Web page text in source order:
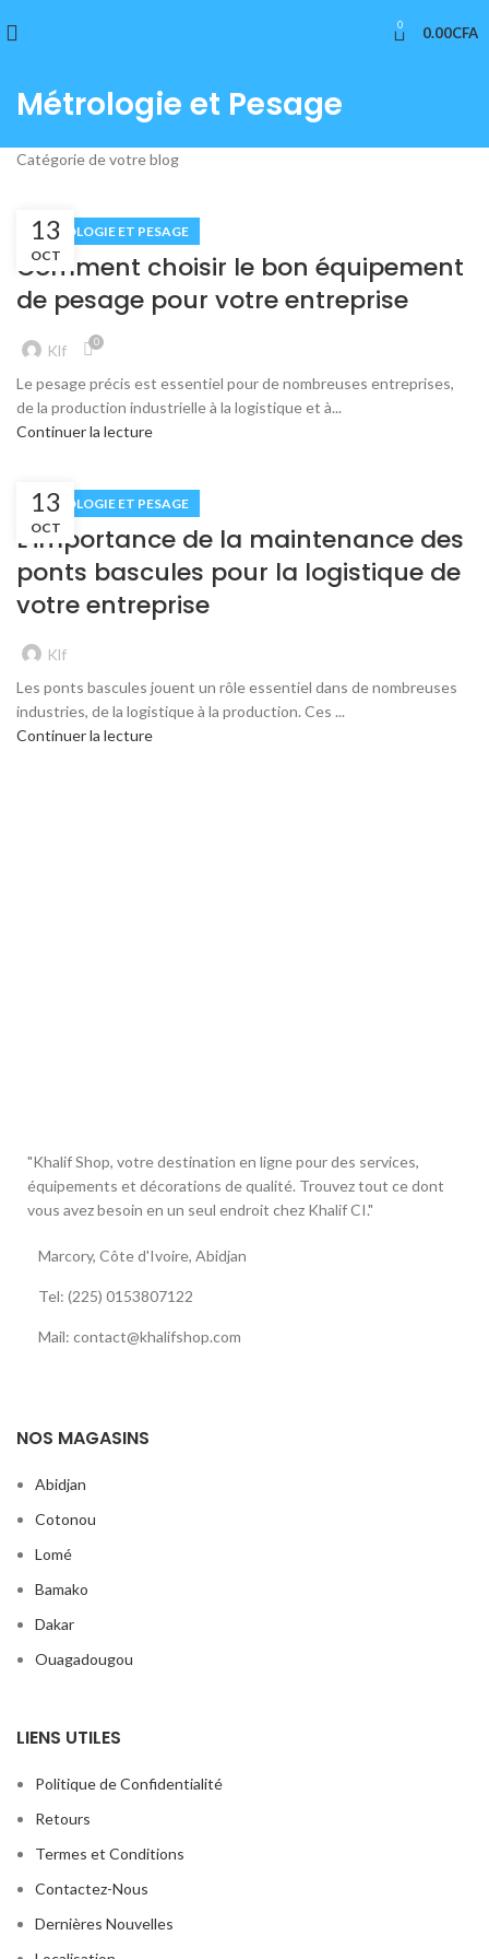
0 0.00CFA
Métrologie et Pesage
Catégorie de votre blog
13
OCT
MÉTROLOGIE ET PESAGE
Comment choisir le bon équipement
de pesage pour votre entreprise
Klf 0
Le pesage précis est essentiel pour de nombreuses entreprises,
de la production industrielle à la logistique et à...
Continuer la lecture
13
OCT
MÉTROLOGIE ET PESAGE
L’importance de la maintenance des
ponts bascules pour la logistique de
votre entreprise
Klf
Les ponts bascules jouent un rôle essentiel dans de nombreuses
industries, de la logistique à la production. Ces ...
Continuer la lecture
"Khalif Shop, votre destination en ligne pour des services,
équipements et décorations de qualité. Trouvez tout ce dont
vous avez besoin en un seul endroit chez Khalif CI."
Marcory, Côte d'Ivoire, Abidjan
Tel: (225) 0153807122
Mail: contact@khalifshop.com
NOS MAGASINS
Abidjan
Cotonou
Lomé
Bamako
Dakar
Ouagadougou
LIENS UTILES
Politique de Confidentialité
Retours
Termes et Conditions
Contactez-Nous
Dernières Nouvelles